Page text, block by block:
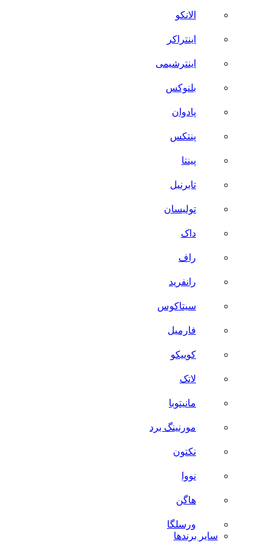
الانکو
اینتراکر
اینترشیمی
بلنوکس
پادوان
پنتکس
پینتا
تابرنیل
تولیسان
داک
راف
رانفرید
سیتاکوس
فارمیل
کوییکو
لاتک
مانیتوبا
مورنینگ برد
نکتون
نووا
هاگن
ورسلگا
سایر برند‌ها